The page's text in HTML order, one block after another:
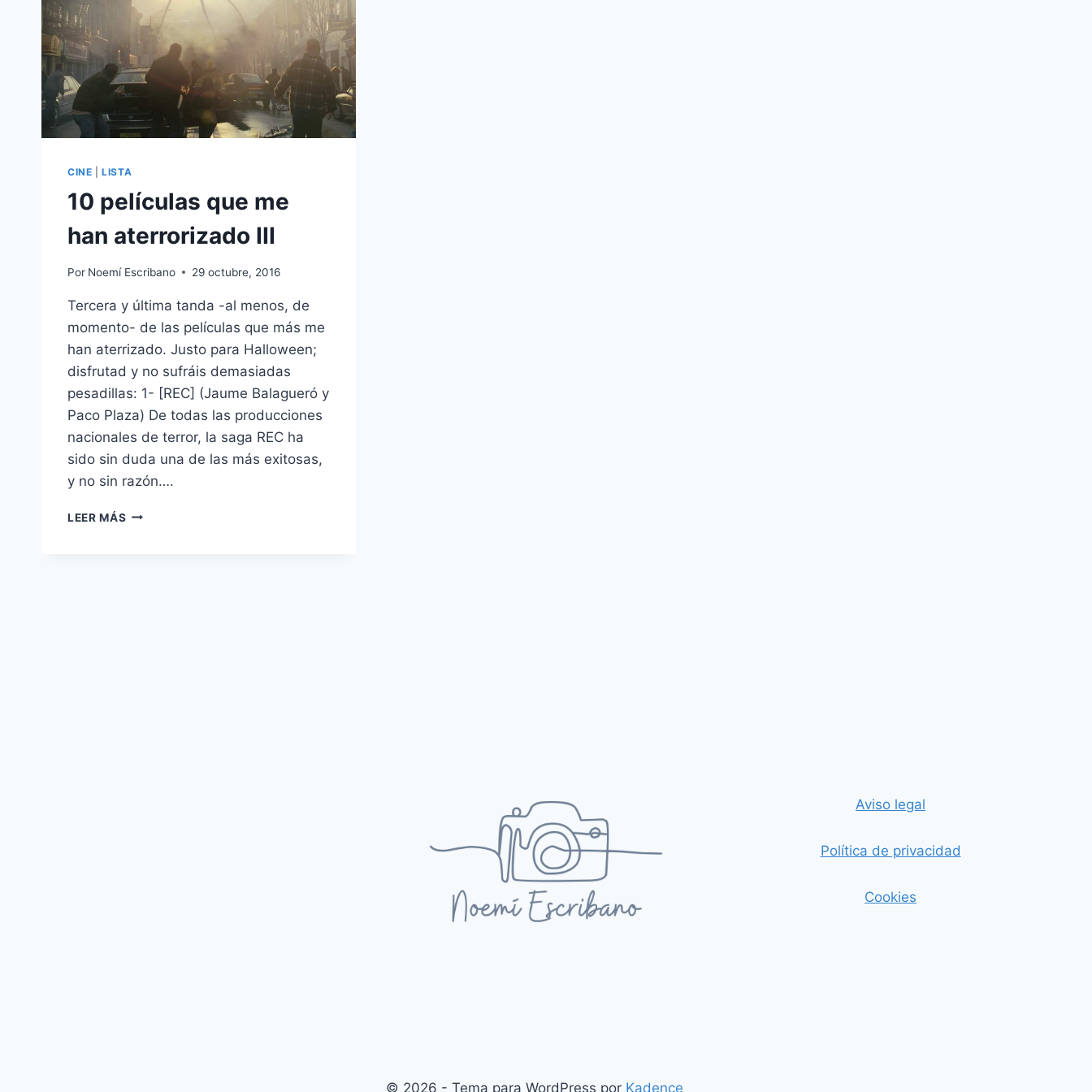
CINE |LISTA
10 películas que me
han aterrorizado III
Por Noemí Escribano 29 octubre, 2016
Tercera y última tanda -al menos, de
momento- de las películas que más me
han aterrizado. Justo para Halloween;
disfrutad y no sufráis demasiadas
pesadillas: 1- [REC] (Jaume Balagueró y
Paco Plaza) De todas las producciones
nacionales de terror, la saga REC ha
sido sin duda una de las más exitosas,
y no sin razón….
LEER MÁS 10
Aviso legal
Política de privacidad
Cookies
© 2026 - Tema para WordPress por Kadence